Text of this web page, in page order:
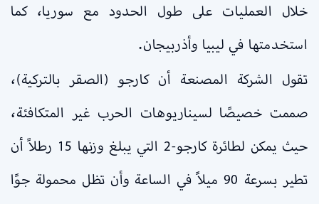
خلال العمليات على طول الحدود مع سوريا، كما
استخدمتها في ليبيا وأذربيجان.
تقول الشركة المصنعة أن كارجو (الصقر بالتركية)،
صممت خصيصًا لسيناريوهات الحرب غير المتكافئة،
حيث يمكن لطائرة كارجو-2 التي يبلغ وزنها 15 رطلاً أن
تطير بسرعة 90 ميلاً في الساعة وأن تظل محمولة جوًا